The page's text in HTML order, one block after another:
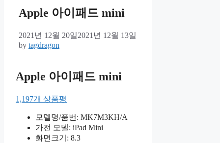
Apple 아이패드 mini
2021년 12월 20일2021년 12월 13일
by tagdragon
Apple 아이패드 mini
1,197개 상품평
모델명/품번: MK7M3KH/A
가전 모델: iPad Mini
화면크기: 8.3